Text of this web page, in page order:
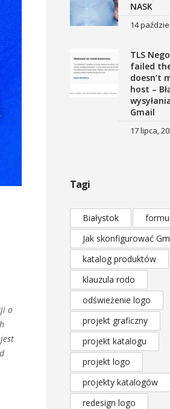
o
NASK
14
TLS
failed
doesn’t
host –
Gmail
17 lipca,
Tagi
Białystok
Jak skonfigurować
katalog produktów
klauzula rodo
odświeżenie logo
projekt graficzny
projekt katalogu
projekt logo
projekty katalogów
redesign logo